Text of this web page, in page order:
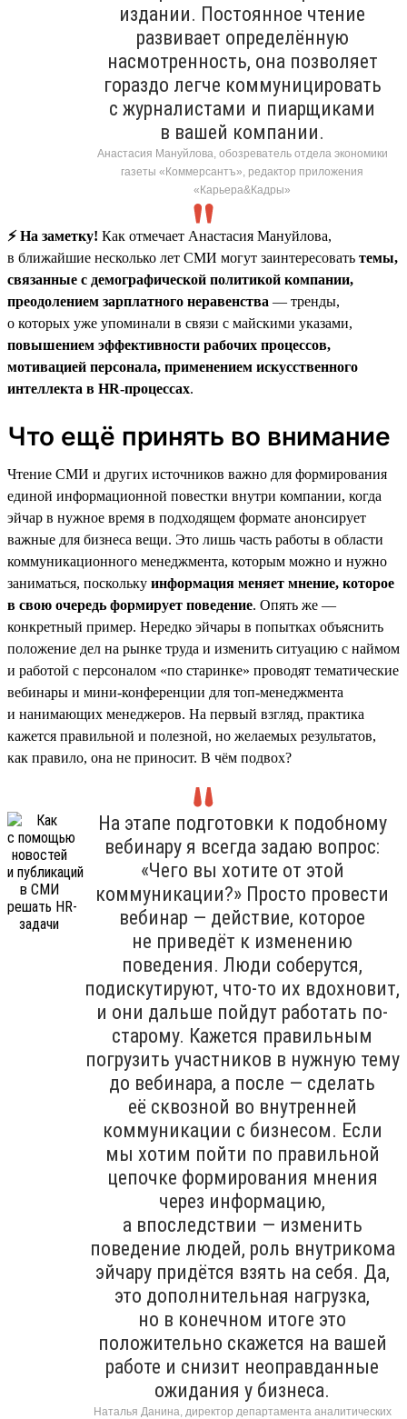
издании. Постоянное чтение
развивает определённую
насмотренность, она позволяет
гораздо легче коммуницировать
с журналистами и пиарщиками
в вашей компании.
Анастасия Мануйлова, обозреватель отдела экономики
газеты «Коммерсантъ», редактор приложения
«Карьера&Кадры»
⚡️ На заметку! Как отмечает Анастасия Мануйлова,
в ближайшие несколько лет СМИ могут заинтересовать темы,
связанные с демографической политикой компании,
преодолением зарплатного неравенства — тренды,
о которых уже упоминали в связи с майскими указами,
повышением эффективности рабочих процессов,
мотивацией персонала, применением искусственного
интеллекта в HR-процессах.
Что ещё принять во внимание
Чтение СМИ и других источников важно для формирования
единой информационной повестки внутри компании, когда
эйчар в нужное время в подходящем формате анонсирует
важные для бизнеса вещи. Это лишь часть работы в области
коммуникационного менеджмента, которым можно и нужно
заниматься, поскольку информация меняет мнение, которое
в свою очередь формирует поведение. Опять же —
конкретный пример. Нередко эйчары в попытках объяснить
положение дел на рынке труда и изменить ситуацию с наймом
и работой с персоналом «по старинке» проводят тематические
вебинары и мини-конференции для топ-менеджмента
и нанимающих менеджеров. На первый взгляд, практика
кажется правильной и полезной, но желаемых результатов,
как правило, она не приносит. В чём подвох?
На этапе подготовки к подобному
вебинару я всегда задаю вопрос:
«Чего вы хотите от этой
коммуникации?» Просто провести
вебинар — действие, которое
не приведёт к изменению
поведения. Люди соберутся,
подискутируют, что-то их вдохновит,
и они дальше пойдут работать по-
старому. Кажется правильным
погрузить участников в нужную тему
до вебинара, а после — сделать
её сквозной во внутренней
коммуникации с бизнесом. Если
мы хотим пойти по правильной
цепочке формирования мнения
через информацию,
а впоследствии — изменить
поведение людей, роль внутрикома
эйчару придётся взять на себя. Да,
это дополнительная нагрузка,
но в конечном итоге это
положительно скажется на вашей
работе и снизит неоправданные
ожидания у бизнеса.
Наталья Данина, директор департамента аналитических